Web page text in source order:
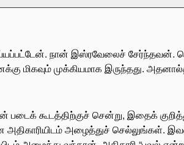
நான் இஸ்ரவேலைச் சேர்ந்தவன்.
மிகவும் முக்கியமாக இருந்தது.
கூடத்திற்குச் சென்று, இதைக்
அழைத்துச் செல்லுங்கள்.